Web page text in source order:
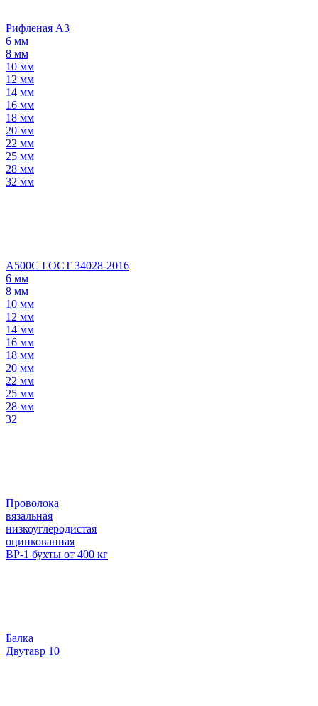
Рифленая А3
6 мм
8 мм
10 мм
12 мм
14 мм
16 мм
18 мм
20 мм
22 мм
25 мм
28 мм
32 мм
А500С ГОСТ 34028-2016
6 мм
8 мм
10 мм
12 мм
14 мм
16 мм
18 мм
20 мм
22 мм
25 мм
28 мм
32
Проволока
вязальная
низкоуглеродистая
оцинкованная
ВР-1 бухты от 400 кг
Балка
Двутавр 10